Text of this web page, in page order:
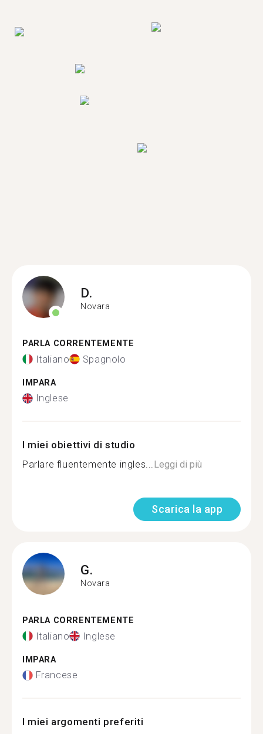
D.
Novara
PARLA CORRENTEMENTE
Italiano Spagnolo
IMPARA
Inglese
I miei obiettivi di studio
Parlare fluentemente ingles...Leggi di più
Scarica la app
G.
Novara
PARLA CORRENTEMENTE
Italiano Inglese
IMPARA
Francese
I miei argomenti preferiti